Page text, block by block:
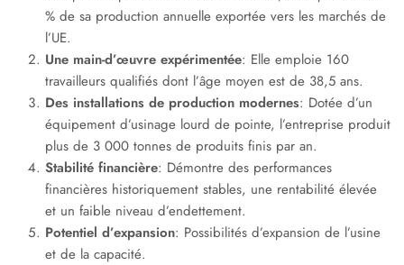
% de sa production annuelle exportée vers les marchés de
l’UE.
Une main-d’œuvre expérimentée: Elle emploie 160
travailleurs qualifiés dont l’âge moyen est de 38,5 ans.
Des installations de production modernes: Dotée d’un
équipement d’usinage lourd de pointe, l’entreprise produit
plus de 3 000 tonnes de produits finis par an.
Stabilité financière: Démontre des performances
financières historiquement stables, une rentabilité élevée
et un faible niveau d’endettement.
Potentiel d’expansion: Possibilités d’expansion de l’usine
et de la capacité.